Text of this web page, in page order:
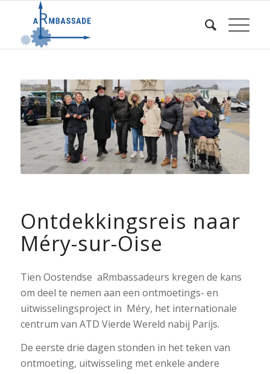
Ontdekkingsreis naar
Méry-sur-Oise
Tien Oostendse aRmbassadeurs kregen de kans
om deel te nemen aan een ontmoetings- en
uitwisselingsproject in Méry, het internationale
centrum van ATD Vierde Wereld nabij Parijs.
De eerste drie dagen stonden in het teken van
ontmoeting, uitwisseling met enkele andere